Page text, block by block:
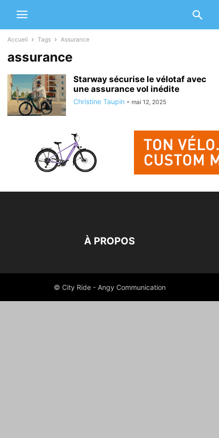
Accueil Tags Assurance
assurance
Starway sécurise le vélotaf avec
une assurance vol inédite
Christine Taupin - mai 12, 2025
À PROPOS
© City Ride - Angy Communication